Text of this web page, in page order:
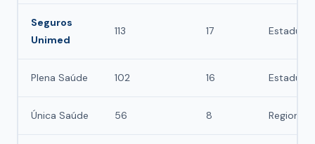
Seguros
Unimed
113 17 Estadual
Plena Saúde 102 16 Estadual
Única Saúde 56 8 Regional